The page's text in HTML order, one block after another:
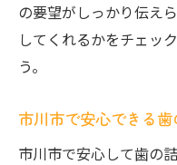
の要望がしっかり伝え
してくれるかをチェッ
う。
市川市で安心できる
市川市で安心して歯の